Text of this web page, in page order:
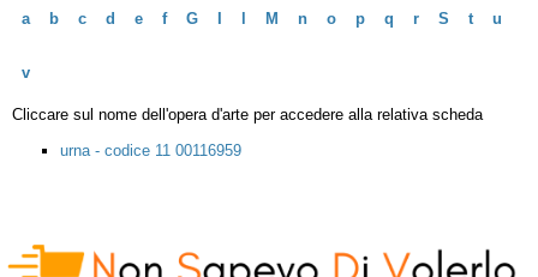
a
b c d e f G M n o p q r S t u
v
Cliccare sul nome dell'opera d'arte per accedere alla relativa scheda
urna - codice 11 00116959